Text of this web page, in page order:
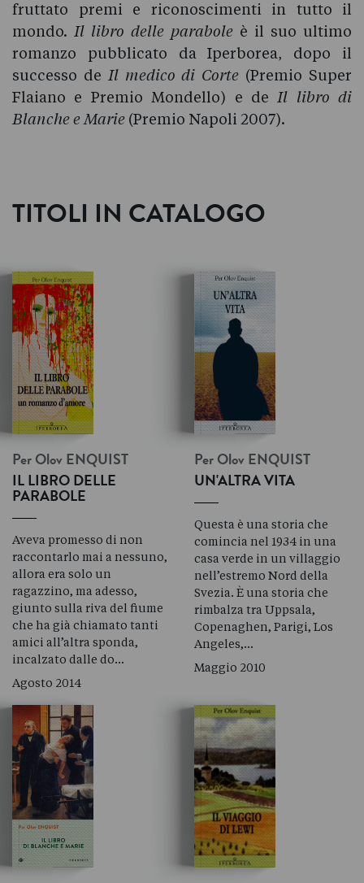
fruttato premi e riconoscimenti in tutto il
mondo. Il libro delle parabole è il suo ultimo
romanzo pubblicato da Iperborea, dopo il
successo de Il medico di Corte (Premio Super
Flaiano e Premio Mondello) e de Il libro di
Blanche e Marie (Premio Napoli 2007).
TITOLI IN CATALOGO
Per Olov ENQUIST
IL LIBRO DELLE
PARABOLE
Aveva promesso di non
raccontarlo mai a nessuno,
allora era solo un
ragazzino, ma adesso,
giunto sulla riva del fiume
che ha già chiamato tanti
amici all’altra sponda,
incalzato dalle do…
Agosto 2014
Per Olov ENQUIST
UN'ALTRA VITA
Questa è una storia che
comincia nel 1934 in una
casa verde in un villaggio
nell’estremo Nord della
Svezia. È una storia che
rimbalza tra Uppsala,
Copenaghen, Parigi, Los
Angeles,…
Maggio 2010